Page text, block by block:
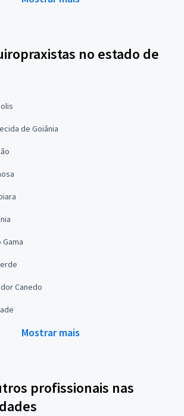
no estado de
de Goiânia
Canedo
Mostrar mais
profissionais nas